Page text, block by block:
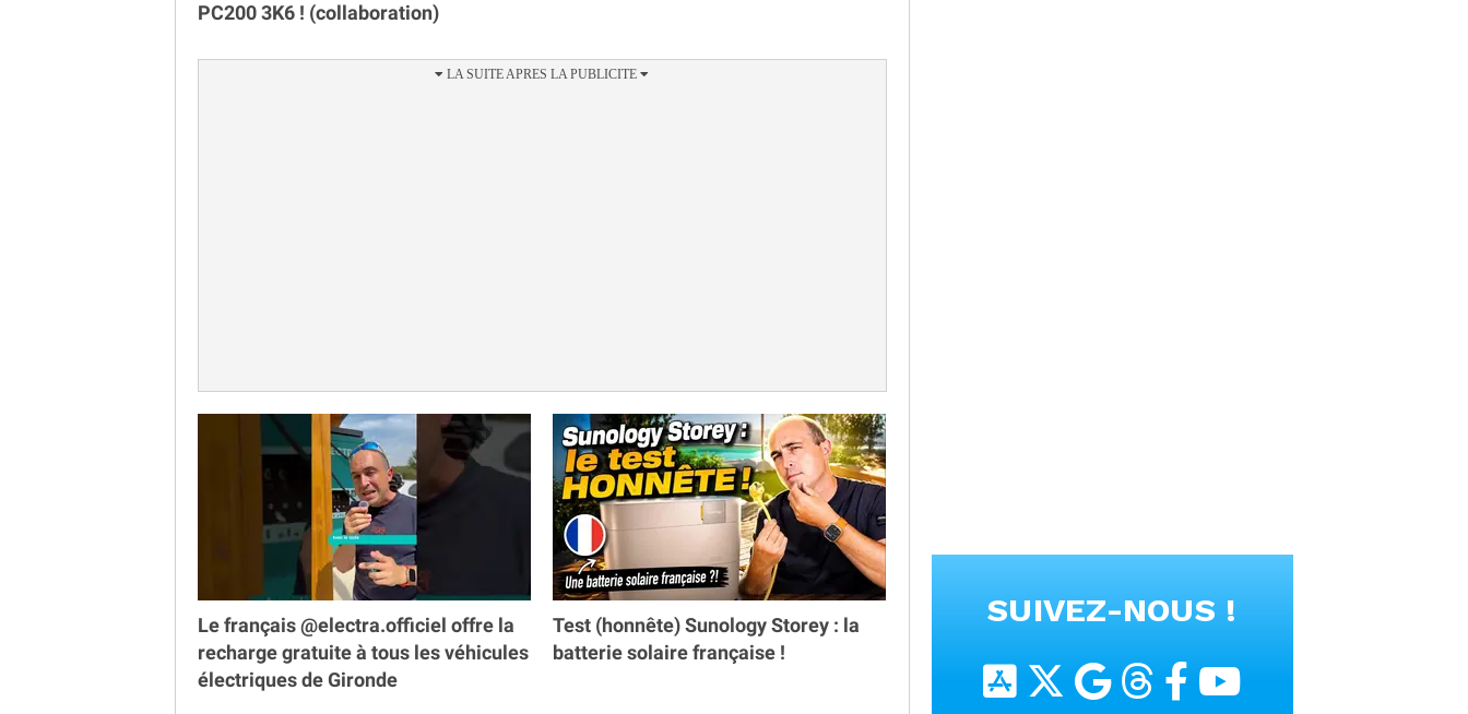
PC200 3K6 ! (collaboration)
Le français @electra.officiel offre la
recharge gratuite à tous les véhicules
électriques de Gironde
Test (honnête) Sunology Storey : la
batterie solaire française !
SUIVEZ-NOUS !